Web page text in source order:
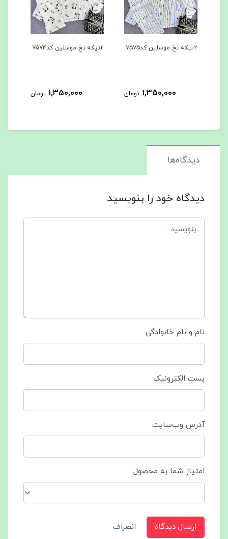
۲تیکه نخ موسلین کد۷۵۷۵
1,350,000 تومان
۲تیکه نخ موسلین کد۷۵۷۴
1,350,000 تومان
دیدگاه‌ها
دیدگاه خود را بنویسید
نام و نام خانوادگی
پست الکترونیک
آدرس وب‌سایت
امتیاز شما به محصول
ارسال دیدگاه انصراف